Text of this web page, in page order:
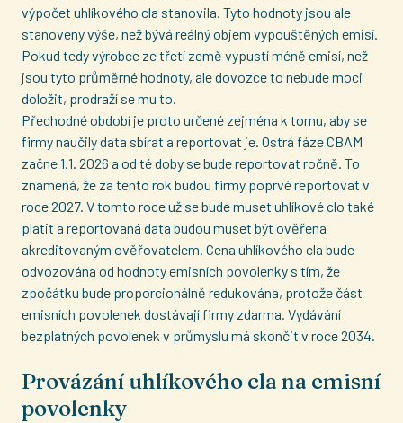
výpočet uhlíkového cla stanovila. Tyto hodnoty jsou ale
stanoveny výše, než bývá reálný objem vypouštěných emisí.
Pokud tedy výrobce ze třetí země vypustí méně emisí, než
jsou tyto průměrné hodnoty, ale dovozce to nebude moci
doložit, prodraží se mu to.
Přechodné období je proto určené zejména k tomu, aby se
firmy naučily data sbírat a reportovat je. Ostrá fáze CBAM
začne 1.1. 2026 a od té doby se bude reportovat ročně. To
znamená, že za tento rok budou firmy poprvé reportovat v
roce 2027. V tomto roce už se bude muset uhlíkové clo také
platit a reportovaná data budou muset být ověřena
akreditovaným ověřovatelem. Cena uhlíkového cla bude
odvozována od hodnoty emisních povolenky s tím, že
zpočátku bude proporcionálně redukována, protože část
emisních povolenek dostávají firmy zdarma. Vydávání
bezplatných povolenek v průmyslu má skončit v roce 2034.
Provázání uhlíkového cla na emisní
povolenky